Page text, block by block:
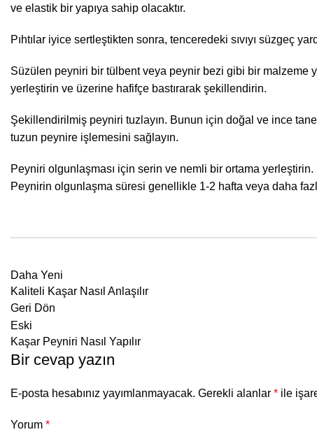
ve elastik bir yapıya sahip olacaktır.
Pıhtılar iyice sertleştikten sonra, tenceredeki sıvıyı süzgeç
Süzülen peyniri bir tülbent veya peynir bezi gibi bir malzeme
yerleştirin ve üzerine hafifçe bastırarak şekillendirin.
Şekillendirilmiş peyniri tuzlayın. Bunun için doğal ve ince
tuzun peynire işlemesini sağlayın.
Peyniri olgunlaşması için serin ve nemli bir ortama
Peynirin olgunlaşma süresi genellikle 1-2 hafta veya daha
Daha Yeni
Kaliteli Kaşar Nasıl Anlaşılır
Geri Dön
Eski
Kaşar Peyniri Nasıl Yapılır
Bir cevap yazın
E-posta hesabınız yayımlanmayacak. Gerekli alanlar * ile
Yorum *